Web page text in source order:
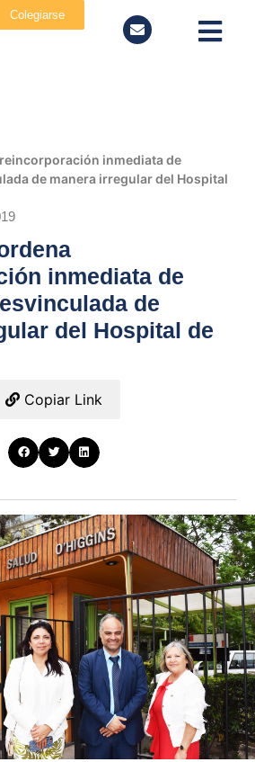
Colegiarse
inmediata de
de manera irregular del Hospital
inmediata de
de
del Hospital de
Copiar Link